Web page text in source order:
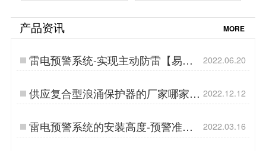
产品资讯 MORE
雷电预警系统-实现主动防雷【易造
防雷】…
2022.06.20
供应复合型浪涌保护器的厂家哪家
好？【易造防雷】…
2022.12.12
雷电预警系统的安装高度-预警准确
关键因素之一【杭州易造】…
2022.03.16